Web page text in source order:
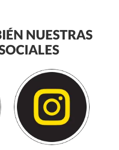
NUESTRAS